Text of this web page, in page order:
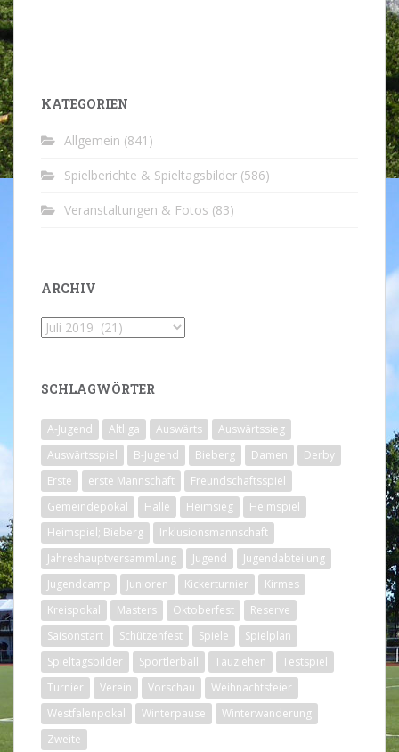
KATEGORIEN
Allgemein (841)
Spielberichte & Spieltagsbilder (586)
Veranstaltungen & Fotos (83)
ARCHIV
Archiv
SCHLAGWÖRTER
A-Jugend Altliga Auswärts
Auswärtssieg
Auswärtsspiel
B-Jugend Bieberg Damen
Derby
Erste
erste Mannschaft
Freundschaftsspiel
Gemeindepokal
Halle Heimsieg
Heimspiel
Heimspiel; Bieberg
Inklusionsmannschaft
Jahreshauptversammlung
Jugend
Jugendabteilung
Jugendcamp
Junioren Kickerturnier
Kirmes
Kreispokal
Masters Oktoberfest
Reserve
Saisonstart
Schützenfest Spiele
Spielplan
Spieltagsbilder
Sportlerball Tauziehen
Testspiel
Turnier
Verein Vorschau
Weihnachtsfeier
Westfalenpokal
Winterpause
Winterwanderung
Zweite